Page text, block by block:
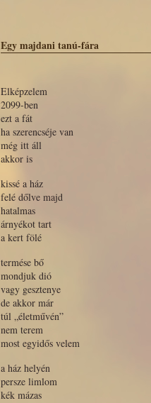
Egy majdani tanú-fára
Elképzelem
2099-ben
ezt a fát
ha szerencséje van
még itt áll
akkor is
kissé a ház
felé dőlve majd
hatalmas
árnyékot tart
a kert fölé
termése bő
mondjuk dió
vagy gesztenye
de akkor már
túl „életművén”
nem terem
most egyidős velem
a ház helyén
persze limlom
kék mázas